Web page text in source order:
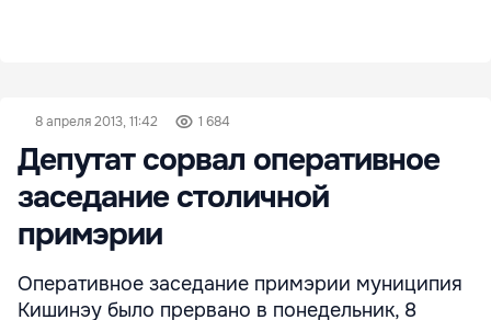
8 апреля 2013, 11:42 1 684
Депутат сорвал оперативное
заседание столичной
примэрии
Оперативное заседание примэрии муниципия
Кишинэу было прервано в понедельник, 8